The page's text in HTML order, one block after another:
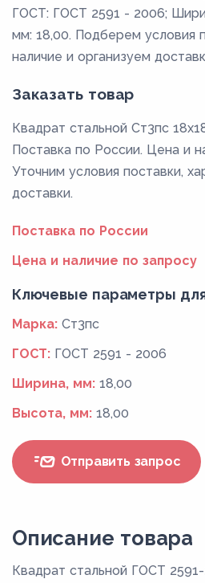
ГОСТ: ГОСТ 2591 - 2006;
мм: 18,00. Подберем условия
наличие и организуем
Заказать товар
Квадрат стальной Ст3пс
Поставка по России. Цена и
Уточним условия поставки,
доставки.
Поставка по России
Цена и наличие по запросу
Ключевые параметры
Марка: Ст3пс
ГОСТ: ГОСТ 2591 - 2006
Ширина, мм: 18,00
Высота, мм: 18,00
Отправить запрос
Описание товара
Квадрат стальной ГОСТ